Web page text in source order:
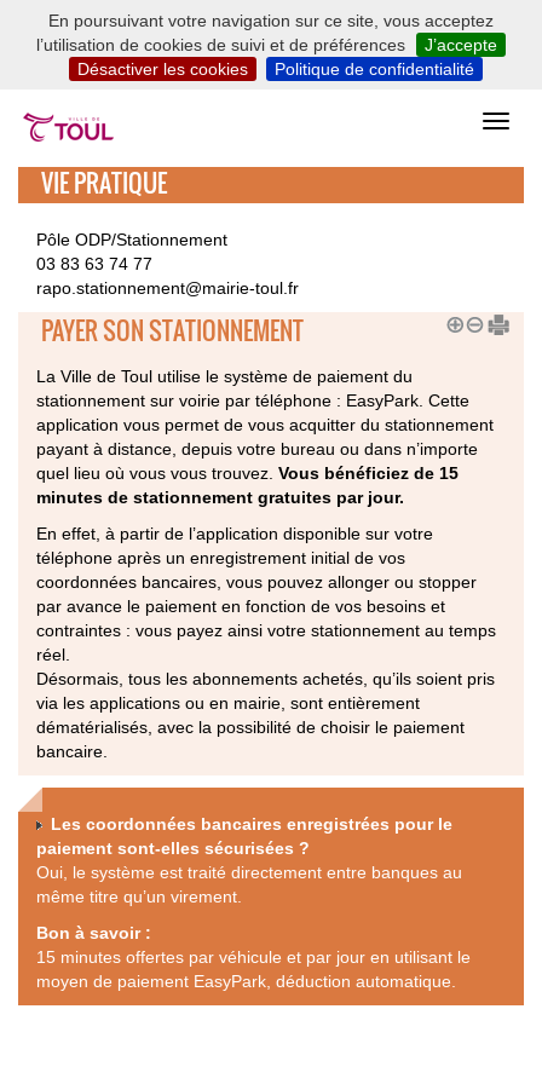
En poursuivant votre navigation sur ce site, vous acceptez
l’utilisation de cookies de suivi et de préférences
J’accepte
Désactiver les cookies
Politique de confidentialité
VIE PRATIQUE
Pôle ODP/Stationnement
03 83 63 74 77
rapo.stationnement@mairie-toul.fr
PAYER SON STATIONNEMENT
La Ville de Toul utilise le système de paiement du
stationnement sur voirie par téléphone : EasyPark. Cette
application vous permet de vous acquitter du stationnement
payant à distance, depuis votre bureau ou dans n’importe
quel lieu où vous vous trouvez. Vous bénéficiez de 15
minutes de stationnement gratuites par jour.
En effet, à partir de l’application disponible sur votre
téléphone après un enregistrement initial de vos
coordonnées bancaires, vous pouvez allonger ou stopper
par avance le paiement en fonction de vos besoins et
contraintes : vous payez ainsi votre stationnement au temps
réel.
Désormais, tous les abonnements achetés, qu’ils soient pris
via les applications ou en mairie, sont entièrement
dématérialisés, avec la possibilité de choisir le paiement
bancaire.
Les coordonnées bancaires enregistrées pour le
paiement sont-elles sécurisées ?
Oui, le système est traité directement entre banques au
même titre qu’un virement.
Bon à savoir :
15 minutes offertes par véhicule et par jour en utilisant le
moyen de paiement EasyPark, déduction automatique.